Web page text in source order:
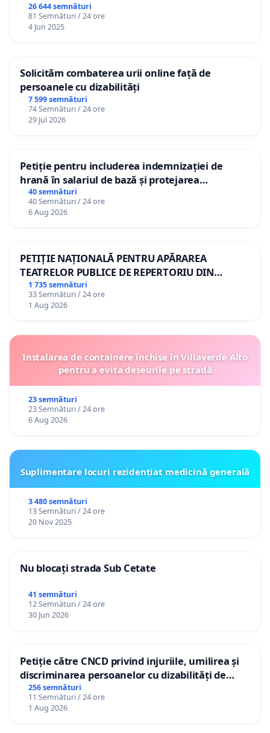
26 644 semnături
81 Semnături / 24 ore
4 Jun 2025
Solicităm combaterea urii online față de
persoanele cu dizabilități
7 599 semnături
74 Semnături / 24 ore
29 Jul 2026
Petiție pentru includerea indemnizației de
hrană în salariul de bază și protejarea
gradațiilor de vechime pentru asistenții
personali
40 semnături
40 Semnături / 24 ore
6 Aug 2026
PETIȚIE NAȚIONALĂ PENTRU APĂRAREA
TEATRELOR PUBLICE DE REPERTORIU DIN
ROMÂNIA
1 735 semnături
33 Semnături / 24 ore
1 Aug 2026
Instalarea de containere închise în Villaverde Alto
pentru a evita deșeurile pe stradă
23 semnături
23 Semnături / 24 ore
6 Aug 2026
Suplimentare locuri rezidențiat medicină generală
3 480 semnături
13 Semnături / 24 ore
20 Nov 2025
Nu blocați strada Sub Cetate
41 semnături
12 Semnături / 24 ore
30 Jun 2026
Petiție către CNCD privind injuriile, umilirea și
discriminarea persoanelor cu dizabilități de
către utilizatorul TikTok „Gorici”
256 semnături
11 Semnături / 24 ore
1 Aug 2026